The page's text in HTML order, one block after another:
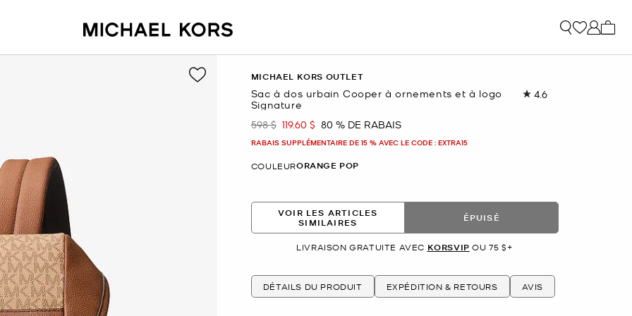
MICHAEL KORS OUTLET
Sac à dos urbain Cooper à ornements et à logo
Signature
4.6Lire
était
598 $ maintenant
119.60 $ 80 % DE RABAIS
RABAIS SUPPLÉMENTAIRE DE 15 % AVEC LE CODE : EXTRA15
COULEURORANGE POP
VOIR LES ARTICLES
SIMILAIRES
ÉPUISÉ
LIVRAISON GRATUITE AVEC KORSVIP OU 75 $+
DÉTAILS DU PRODUIT EXPÉDITION & RETOURS AVIS